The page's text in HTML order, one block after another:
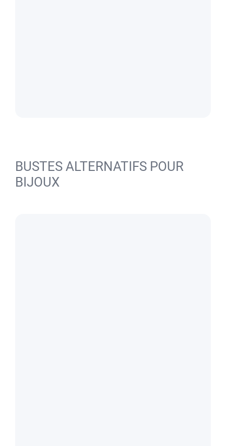
BUSTES ALTERNATIFS POUR
BIJOUX